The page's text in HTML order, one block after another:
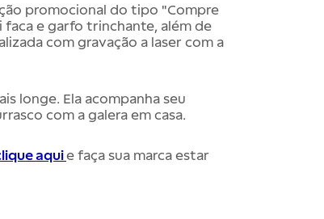
promocional do tipo "Compre
faca e garfo trinchante, além de
com gravação a laser com a
longe. Ela acompanha seu
com a galera em casa.
aquie faça sua marca estar